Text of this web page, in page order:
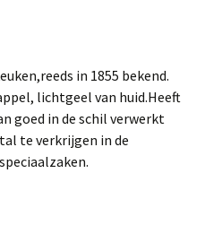
in 1855 bekend.
lichtgeel van huid.Heeft
goed in de schil verwerkt
te verkrijgen in de